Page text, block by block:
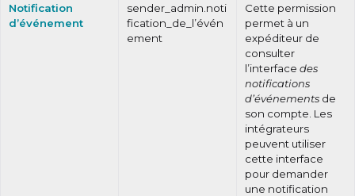
Notification
d’événement
sender_admin.noti
fication_de_l’évén
ement
Cette permission
permet à un
expéditeur de
consulter
l’interface des
notifications
d’événements de
son compte. Les
intégrateurs
peuvent utiliser
cette interface
pour demander
une notification